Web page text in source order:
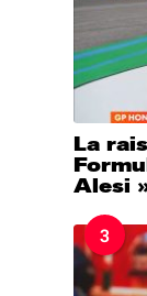
La
Alesi
3